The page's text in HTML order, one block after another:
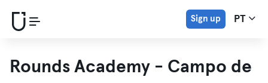
Sign up PT
Rounds Academy - Campo de